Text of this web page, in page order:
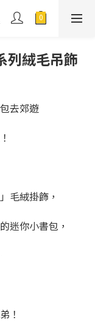
列絨毛吊飾
去郊遊
毛絨掛飾，
迷你小書包，
！